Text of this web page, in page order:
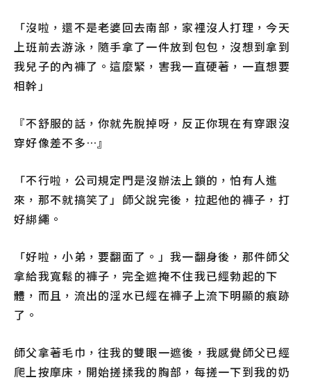
「沒啦，還不是老婆回去南部，家裡沒人打理，今天
上班前去游泳，隨手拿了一件放到包包，沒想到拿到
我兒子的內褲了。這麼緊，害我一直硬著，一直想要
相幹」
『不舒服的話，你就先脫掉呀，反正你現在有穿跟沒
穿好像差不多…』
「不行啦，公司規定門是沒辦法上鎖的，怕有人進
來，那不就搞笑了」師父說完後，拉起他的褲子，打
好綁繩。
「好啦，小弟，要翻面了。」我一翻身後，那件師父
拿給我寬鬆的褲子，完全遮掩不住我已經勃起的下
體，而且，流出的淫水已經在褲子上流下明顯的痕跡
了。
師父拿著毛巾，往我的雙眼一遮後，我感覺師父已經
爬上按摩床，開始搓揉我的胸部，每搓一下到我的奶